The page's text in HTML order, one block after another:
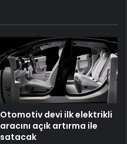
Otomotiv devi ilk elektrikli
aracını açık artırma ile
satacak